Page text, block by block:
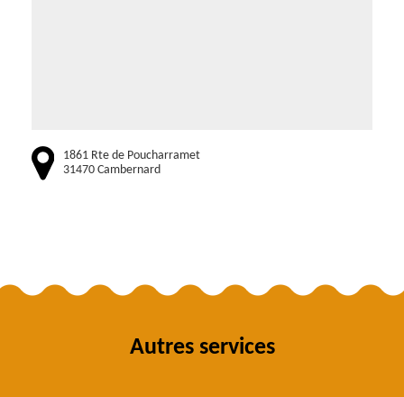
1861 Rte de Poucharramet
31470 Cambernard
Autres services